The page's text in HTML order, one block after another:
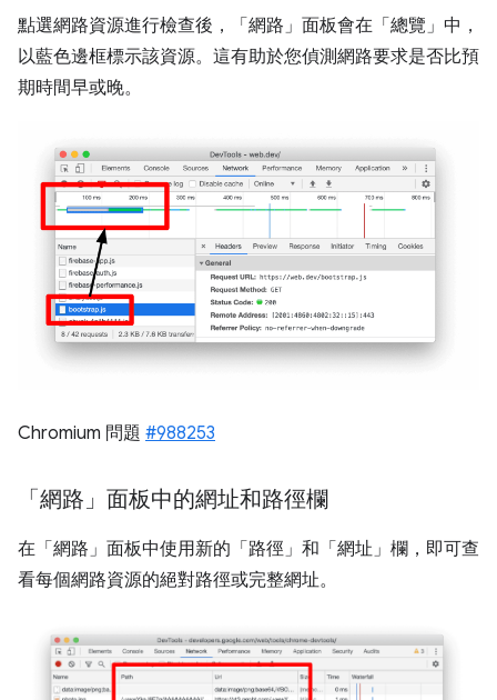
點選網路資源進行檢查後，「網路」面板會在「總覽」 中，
以藍色邊框標示該資源。這有助於您偵測網路要求是否比預
期時間早或晚。
Chromium 問題 #988253
「網路」面板中的網址和路徑欄
在「網路」 面板中使用新的「路徑」 和「網址」 欄，即可查
看每個網路資源的絕對路徑或完整網址。